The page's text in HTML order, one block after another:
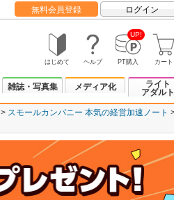
無料会員登録 ログイン
はじめて ヘルプ
UP!
PT購入 カート
雑誌・写真集 メディア化
ライト
アダルト
スモールカンパニー 本気の経営加速ノート